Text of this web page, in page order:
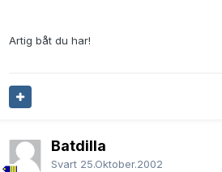
Artig båt du har!
Batdilla
Svart 25.Oktober.2002